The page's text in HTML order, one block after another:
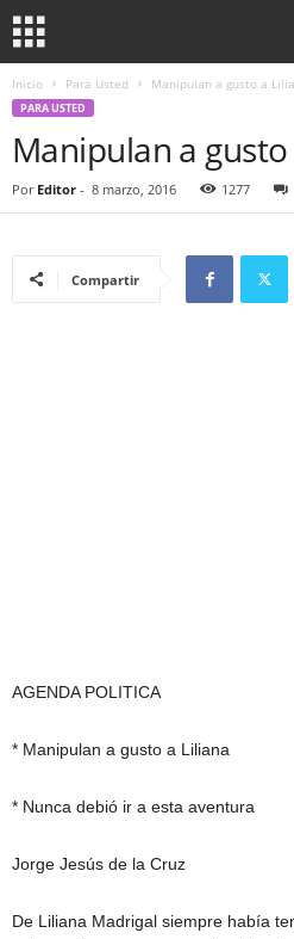
Inicio Para Usted Manipulan a gusto a
PARA USTED
Manipulan a
Por Editor - 8 marzo, 2016 1277
Compartir
AGENDA POLITICA
* Manipulan a gusto a Liliana
* Nunca debió ir a esta aventura
Jorge Jesús de la Cruz
De Liliana Madrigal siempre había